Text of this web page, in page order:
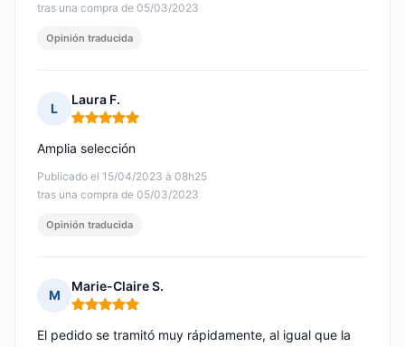
tras una compra de 05/03/2023
Opinión traducida
L
Laura F.
Nota: 5 de 5
Publicado el 15/04/2023 à 08h25
tras una compra de 05/03/2023
Amplia selección
Opinión traducida
M
Marie-Claire S.
Nota: 5 de 5
El pedido se tramitó muy rápidamente, al igual que la